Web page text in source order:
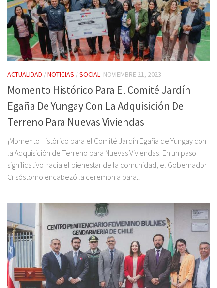
ACTUALIDAD /NOTICIAS /SOCIAL NOVIEMBRE 21, 2023
Momento Histórico Para El Comité Jardín
Egaña De Yungay Con La Adquisición De
Terreno Para Nuevas Viviendas
¡Momento Histórico para el Comité Jardín Egaña de Yungay con
la Adquisición de Terreno para Nuevas Viviendas! En un paso
significativo hacia el bienestar de la comunidad, el Gobernador
Crisóstomo encabezó la ceremonia para...